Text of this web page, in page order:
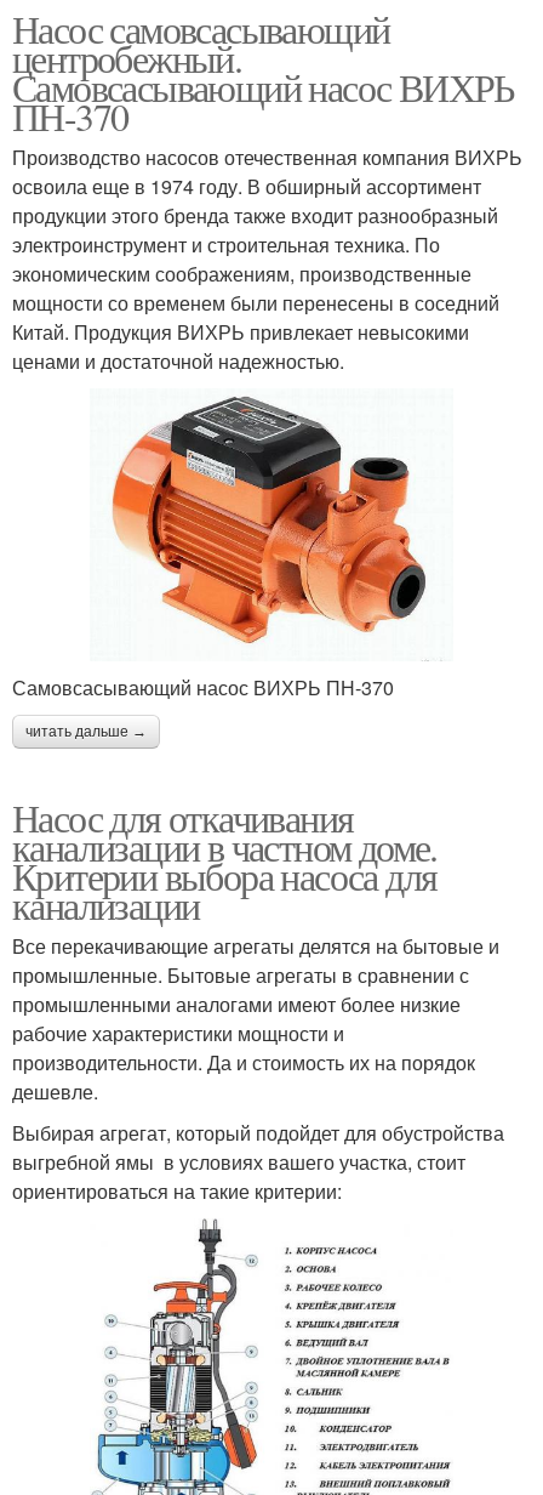
Насос самовсасывающий
центробежный.
Самовсасывающий насос ВИХРЬ
ПН-370
Производство насосов отечественная компания ВИХРЬ
освоила еще в 1974 году. В обширный ассортимент
продукции этого бренда также входит разнообразный
электроинструмент и строительная техника. По
экономическим соображениям, производственные
мощности со временем были перенесены в соседний
Китай. Продукция ВИХРЬ привлекает невысокими
ценами и достаточной надежностью.
Самовсасывающий насос ВИХРЬ ПН-370
читать дальше →
Насос для откачивания
канализации в частном доме.
Критерии выбора насоса для
канализации
Все перекачивающие агрегаты делятся на бытовые и
промышленные. Бытовые агрегаты в сравнении с
промышленными аналогами имеют более низкие
рабочие характеристики мощности и
производительности. Да и стоимость их на порядок
дешевле.
Выбирая агрегат, который подойдет для обустройства
выгребной ямы в условиях вашего участка, стоит
ориентироваться на такие критерии: